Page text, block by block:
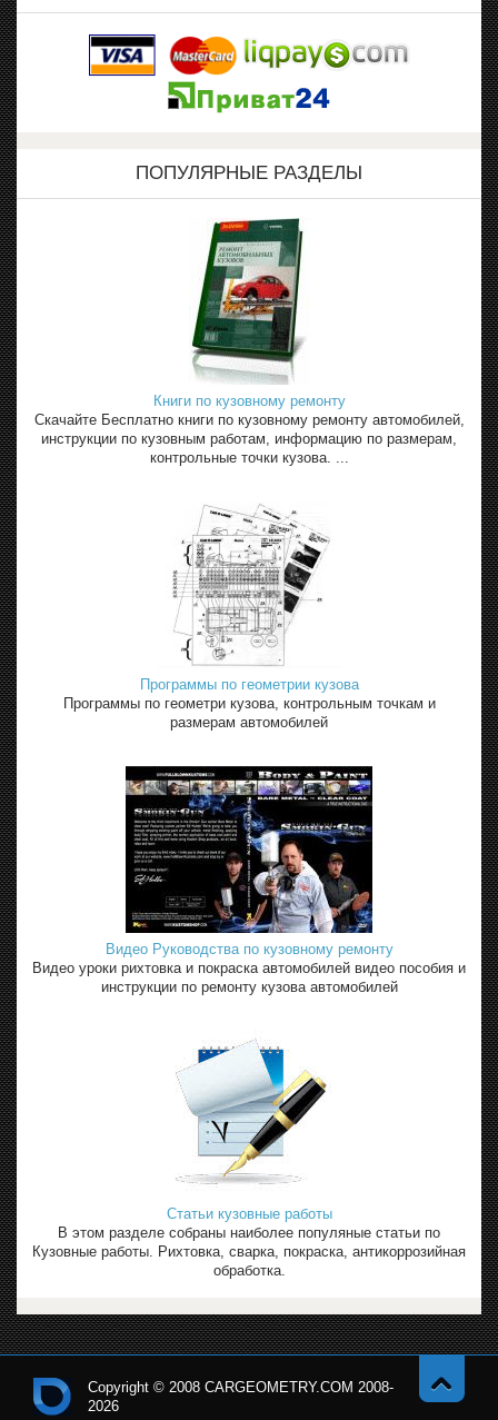
ПОПУЛЯРНЫЕ РАЗДЕЛЫ
Книги по кузовному ремонту
Скачайте Бесплатно книги по кузовному ремонту автомобилей,
инструкции по кузовным работам, информацию по размерам,
контрольные точки кузова. ...
Программы по геометрии кузова
Программы по геометри кузова, контрольным точкам и
размерам автомобилей
Видео Руководства по кузовному ремонту
Видео уроки рихтовка и покраска автомобилей видео пособия и
инструкции по ремонту кузова автомобилей
Статьи кузовные работы
В этом разделе собраны наиболее популяные статьи по
Кузовные работы. Рихтовка, сварка, покраска, антикоррозийная
обработка.
Copyright © 2008 CARGEOMETRY.COM 2008-
2026